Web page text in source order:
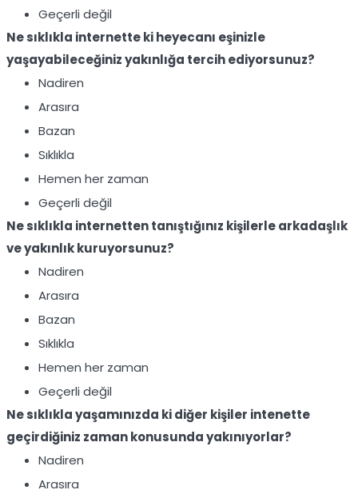
Geçerli değil
Ne sıklıkla internette ki heyecanı eşinizle
yaşayabileceğiniz yakınlığa tercih ediyorsunuz?
Nadiren
Arasıra
Bazan
Sıklıkla
Hemen her zaman
Geçerli değil
Ne sıklıkla internetten tanıştığınız kişilerle arkadaşlık
ve yakınlık kuruyorsunuz?
Nadiren
Arasıra
Bazan
Sıklıkla
Hemen her zaman
Geçerli değil
Ne sıklıkla yaşamınızda ki diğer kişiler intenette
geçirdiğiniz zaman konusunda yakınıyorlar?
Nadiren
Arasıra